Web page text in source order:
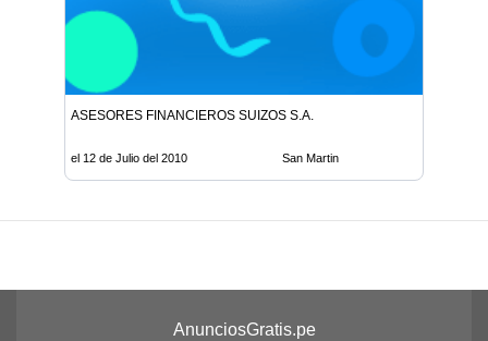
ASESORES FINANCIEROS SUIZOS S.A.
el 12 de Julio del 2010 San Martin
AnunciosGratis.pe